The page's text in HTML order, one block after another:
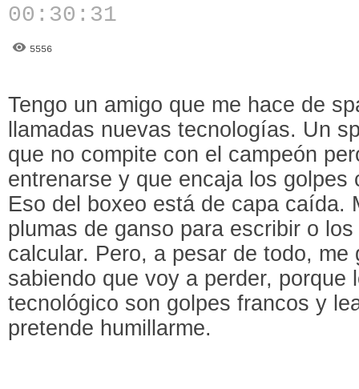
00:30:31
5556
Tengo un amigo que me hace de
llamadas nuevas tecnologías. Un
que no compite con el campeón
entrenarse y que encaja los golpes
Eso del boxeo está de capa caída.
plumas de ganso para escribir o
calcular. Pero, a pesar de todo, me
sabiendo que voy a perder, porque
tecnológico son golpes francos y
pretende humillarme.